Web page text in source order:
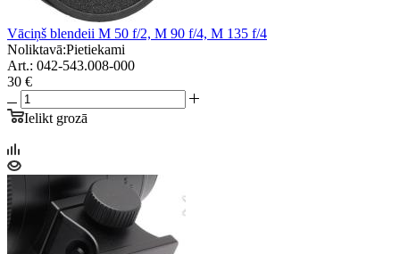
Vāciņš blendeii M 50 f/2, M 90 f/4, M 135 f/4
Noliktavā:Pietiekami
Art.: 042-543.008-000
30 €
Ielikt grozā